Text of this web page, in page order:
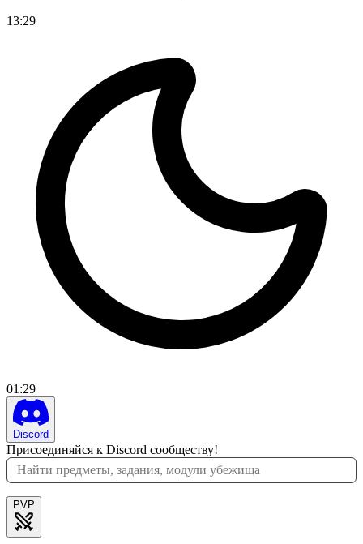
13:29
01 :29
Discord
Присоединяйся к Discord сообществу!
PVP